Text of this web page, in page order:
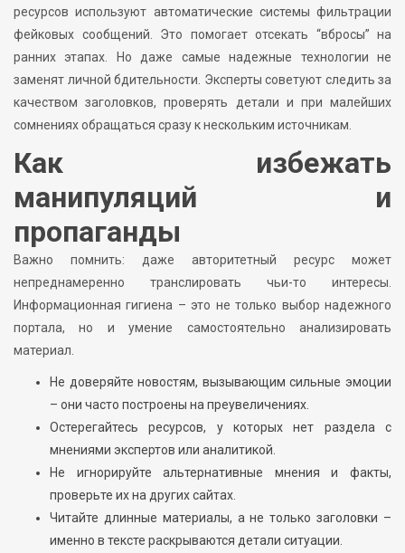
ресурсов используют автоматические системы фильтрации
фейковых сообщений. Это помогает отсекать “вбросы” на
ранних этапах. Но даже самые надежные технологии не
заменят личной бдительности. Эксперты советуют следить за
качеством заголовков, проверять детали и при малейших
сомнениях обращаться сразу к нескольким источникам.
Как избежать
манипуляций и
пропаганды
Важно помнить: даже авторитетный ресурс может
непреднамеренно транслировать чьи-то интересы.
Информационная гигиена – это не только выбор надежного
портала, но и умение самостоятельно анализировать
материал.
Не доверяйте новостям, вызывающим сильные эмоции
– они часто построены на преувеличениях.
Остерегайтесь ресурсов, у которых нет раздела с
мнениями экспертов или аналитикой.
Не игнорируйте альтернативные мнения и факты,
проверьте их на других сайтах.
Читайте длинные материалы, а не только заголовки –
именно в тексте раскрываются детали ситуации.